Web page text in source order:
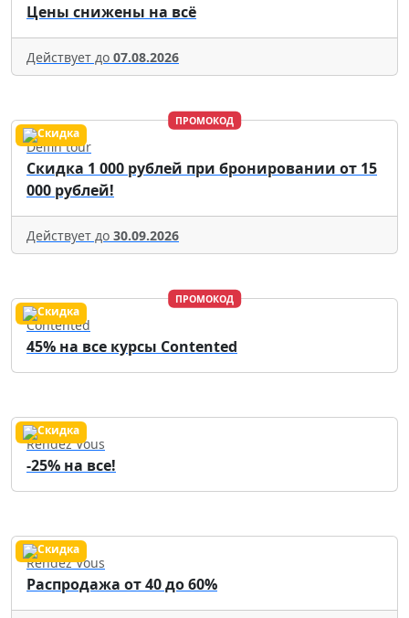
Цены снижены на всё
Действует до 07.08.2026
ПРОМОКОД
Delfin tour
Скидка 1 000 рублей при бронировании от 15
000 рублей!
Действует до 30.09.2026
ПРОМОКОД
Contented
45% на все курсы Contented
Rendez Vous
-25% на все!
Rendez Vous
Распродажа от 40 до 60%